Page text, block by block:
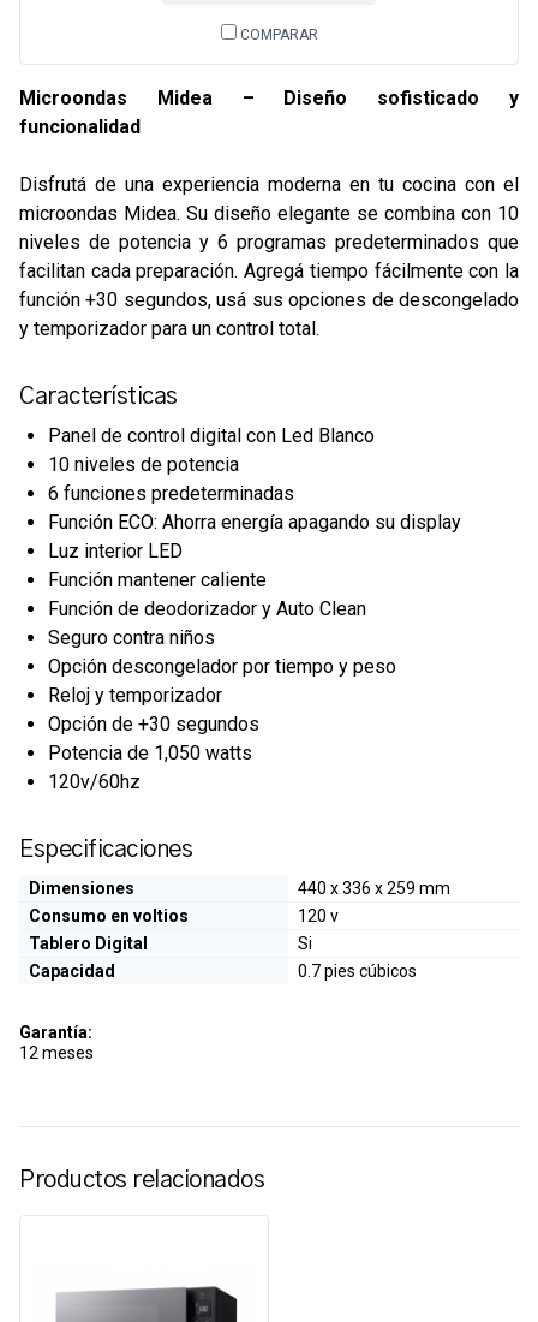
COMPARAR
Microondas Midea – Diseño sofisticado y
funcionalidad
Disfrutá de una experiencia moderna en tu cocina con el
microondas Midea. Su diseño elegante se combina con 10
niveles de potencia y 6 programas predeterminados que
facilitan cada preparación. Agregá tiempo fácilmente con la
función +30 segundos, usá sus opciones de descongelado
y temporizador para un control total.
Características
Panel de control digital con Led Blanco
10 niveles de potencia
6 funciones predeterminadas
Función ECO: Ahorra energía apagando su display
Luz interior LED
Función mantener caliente
Función de deodorizador y Auto Clean
Seguro contra niños
Opción descongelador por tiempo y peso
Reloj y temporizador
Opción de +30 segundos
Potencia de 1,050 watts
120v/60hz
Especificaciones
Dimensiones
440 x 336 x 259 mm
Consumo en voltios
120 v
Tablero Digital
Si
Capacidad
0.7 pies cúbicos
Garantía:
12 meses
Productos relacionados